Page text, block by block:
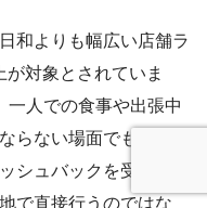
和よりも幅広い店舗ラ
対象とされていま
一人での食事や出張中
らない場面でも活用で
シュバックを受け取る
で直接行うのではな